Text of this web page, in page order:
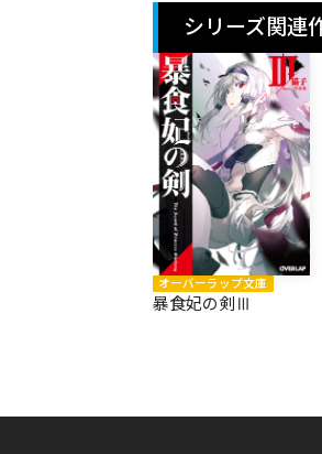
シリーズ関連
オーバーラップ文庫
暴食妃の剣Ⅲ